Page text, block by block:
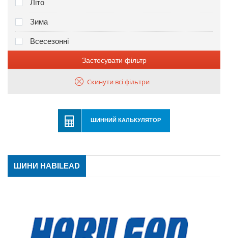
Літо
Зима
Всесезонні
Застосувати фільтр
Скинути всі фільтри
ШИННИЙ КАЛЬКУЛЯТОР
ШИНИ HABILEAD